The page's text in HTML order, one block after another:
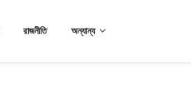
রাজনীতি অন্যান্য